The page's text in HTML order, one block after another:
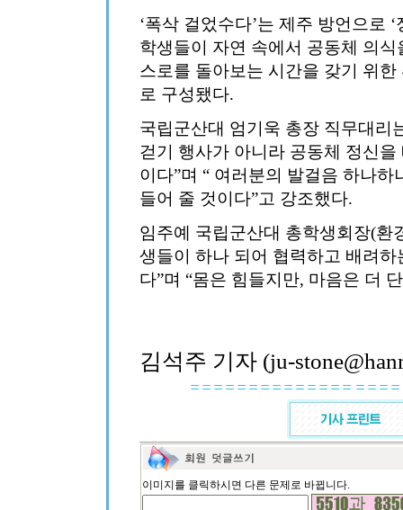
‘폭삭 걸었수다’는 제주 방언으로
학생들이 자연 속에서 공동체 의
스로를 돌아보는 시간을 갖기 위
로 구성됐다.
국립군산대 엄기욱 총장 직무대리
걷기 행사가 아니라 공동체 정신
이다”며 “ 여러분의 발걸음 하나
들어 줄 것이다”고 강조했다.
임주예 국립군산대 총학생회장(환
생들이 하나 되어 협력하고 배려
다”며 “몸은 힘들지만, 마음은 더
김석주 기자 (ju-
이미지를 클릭하시면 다른 문제로 바뀝니다.